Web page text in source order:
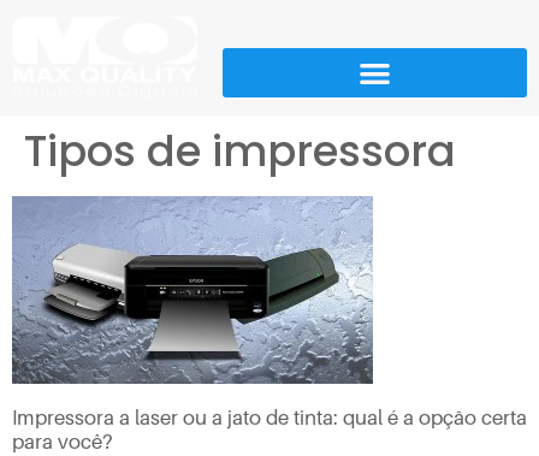
Tipos de impressora
Impressora a laser ou a jato de tinta: qual é a opção certa
para você?